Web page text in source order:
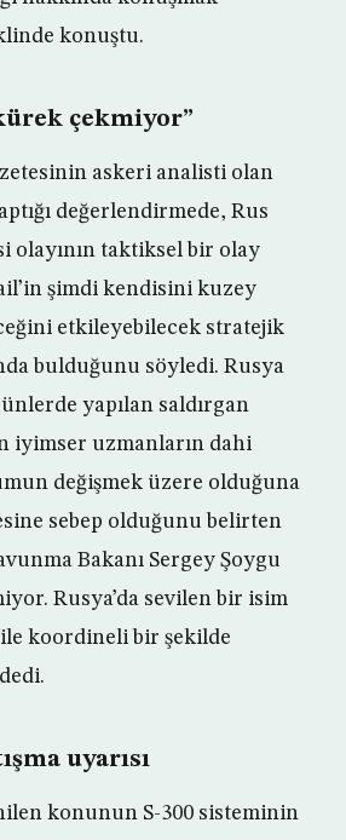
konuştu.
çekmiyor”
askeri analisti olan
değerlendirmede, Rus
olayının taktiksel bir olay
şimdi kendisini kuzey
etkileyebilecek stratejik
bulduğunu söyledi. Rusya
yapılan saldırgan
iyimser uzmanların dahi
değişmek üzere olduğuna
sebep olduğunu belirten
Bakanı Sergey Şoygu
Rusya’da sevilen bir isim
koordineli bir şekilde
uyarısı
konunun S-300 sisteminin